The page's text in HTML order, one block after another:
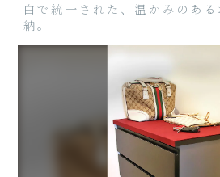
白で統一された、温かみのあ
納。